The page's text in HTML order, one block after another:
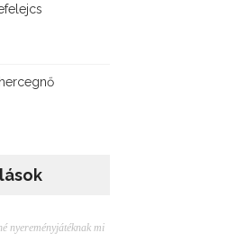
nyereményjátéknak mi